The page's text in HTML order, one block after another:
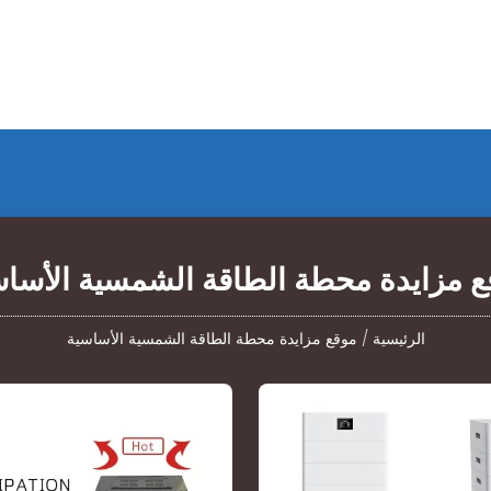
مزايدة محطة الطاقة الشمسية
الرئيسية / موقع مزايدة محطة الطاقة الشمسية الأساسية